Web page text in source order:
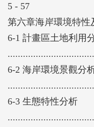
5 - 57
第六章海岸環境特性
6-1 計畫區土地利用
6-2 海岸環境景觀分
6-3 生態特性分析